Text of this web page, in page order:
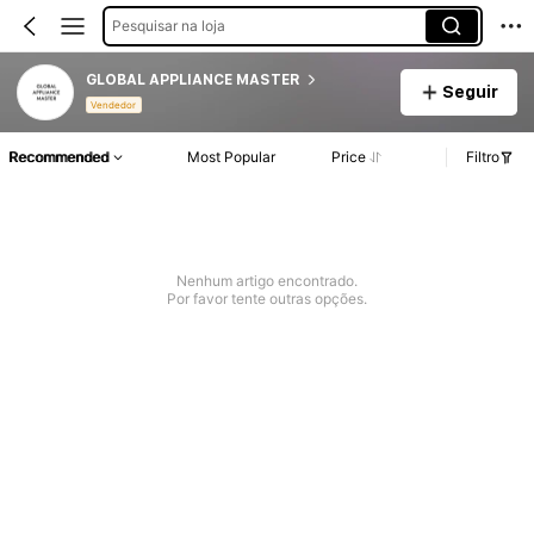
Pesquisar na loja
GLOBAL APPLIANCE MASTER
Vendedor
Seguir
Recommended Most Popular Price Filtro
Nenhum artigo encontrado.
Por favor tente outras opções.